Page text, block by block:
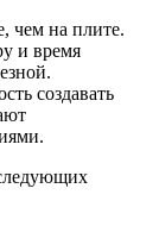
чем на плите.
и время
создавать